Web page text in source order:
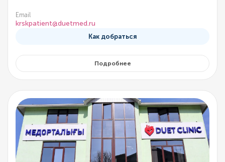
Email
krskpatient@duetmed.ru
Как добраться
Подробнее